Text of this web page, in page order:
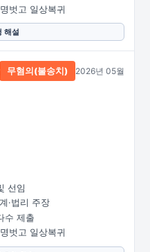
벗고 일상복귀
해설
무혐의(불송치) 2026년 05월
선임
·법리 주장
수 제출
벗고 일상복귀